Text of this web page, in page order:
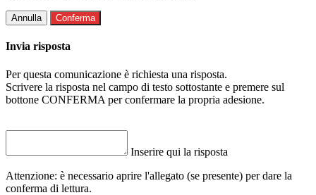
Annulla Conferma
Invia risposta
Per questa comunicazione è richiesta una risposta.
Scrivere la risposta nel campo di testo sottostante e premere sul
bottone CONFERMA per confermare la propria adesione.
Inserire qui la risposta
Attenzione: è necessario aprire l'allegato (se presente) per dare la
conferma di lettura.